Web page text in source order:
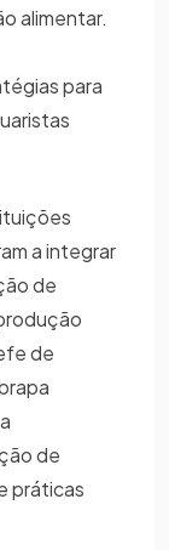
alimentar.
para
a integrar
de
de
de
práticas